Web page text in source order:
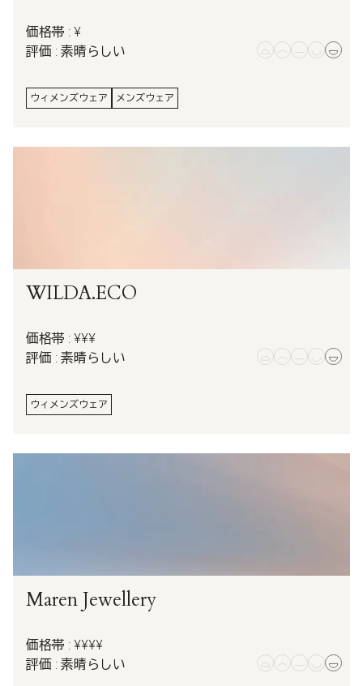
価格帯 : ¥
評価 : 素晴らしい
ウィメンズウェア メンズウェア
WILDA.ECO
価格帯 : ¥¥¥
評価 : 素晴らしい
ウィメンズウェア
Maren Jewellery
価格帯 : ¥¥¥¥
評価 : 素晴らしい